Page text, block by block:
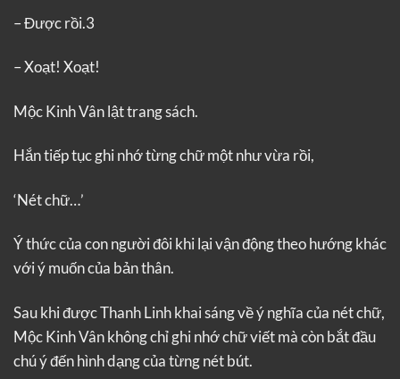
– Được rồi.3
– Xoạt! Xoạt!
Mộc Kinh Vân lật trang sách.
Hắn tiếp tục ghi nhớ từng chữ một như vừa rồi,
‘Nét chữ…’
Ý thức của con người đôi khi lại vận động theo hướng khác
với ý muốn của bản thân.
Sau khi được Thanh Linh khai sáng về ý nghĩa của nét chữ,
Mộc Kinh Vân không chỉ ghi nhớ chữ viết mà còn bắt đầu
chú ý đến hình dạng của từng nét bút.